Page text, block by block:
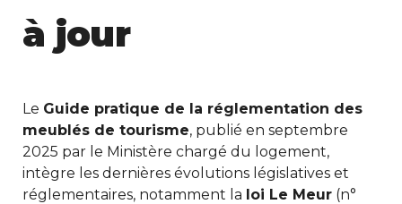
à jour
Le Guide pratique de la réglementation des
meublés de tourisme, publié en septembre
2025 par le Ministère chargé du logement,
intègre les dernières évolutions législatives et
réglementaires, notamment la loi Le Meur (n°